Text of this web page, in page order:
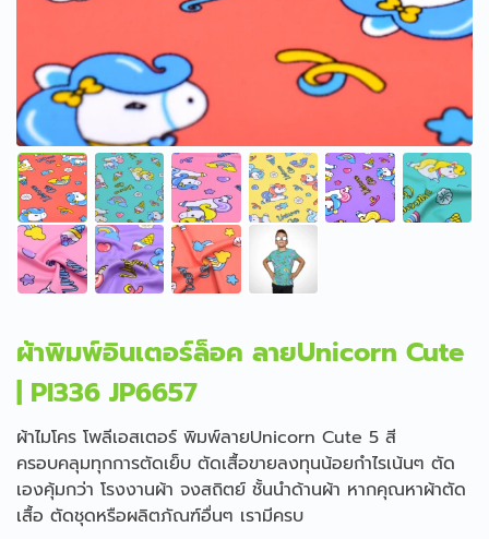
ผ้าพิมพ์อินเตอร์ล็อค ลายUnicorn Cute
| PI336 JP6657
ผ้าไมโคร โพลีเอสเตอร์ พิมพ์ลายUnicorn Cute 5 สี
ครอบคลุมทุกการตัดเย็บ ตัดเสื้อขายลงทุนน้อยกำไรเน้นๆ ตัด
เองคุ้มกว่า โรงงานผ้า จงสถิตย์ ชั้นนำด้านผ้า หากคุณหาผ้าตัด
เสื้อ ตัดชุดหรือผลิตภัณฑ์อื่นๆ เรามีครบ